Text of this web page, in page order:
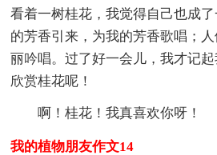
看着一树桂花，我觉得自己也成
的芳香引来，为我的芳香歌唱；
丽吟唱。过了好一会儿，我才记
欣赏桂花呢！
啊！桂花！我真喜欢你呀！
我的植物朋友作文14